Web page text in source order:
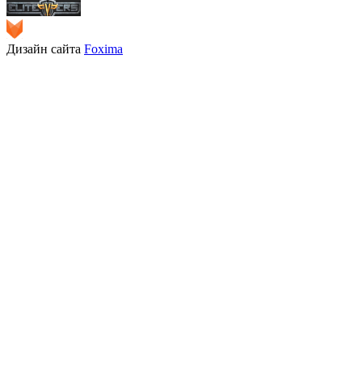
Дизайн сайта Foxima